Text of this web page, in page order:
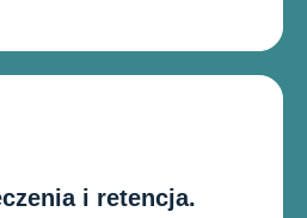
i retencja.